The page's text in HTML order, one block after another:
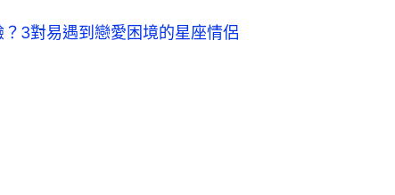
3對易遇到戀愛困境的星座情侶